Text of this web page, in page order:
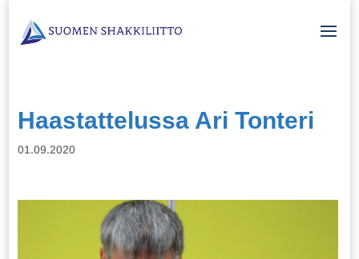
Haastattelussa Ari Tonteri
01.09.2020